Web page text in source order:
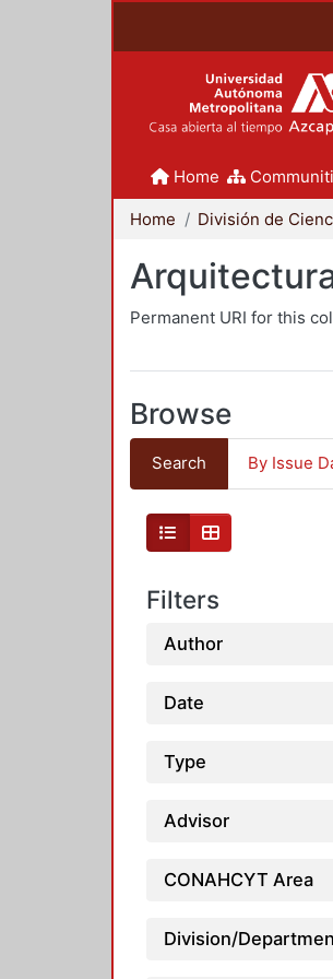
Home
Home
Permanent URI for this
Browse
Search By Issue
Filters
Author
Date
Type
Advisor
CONAHCYT Area
Division/